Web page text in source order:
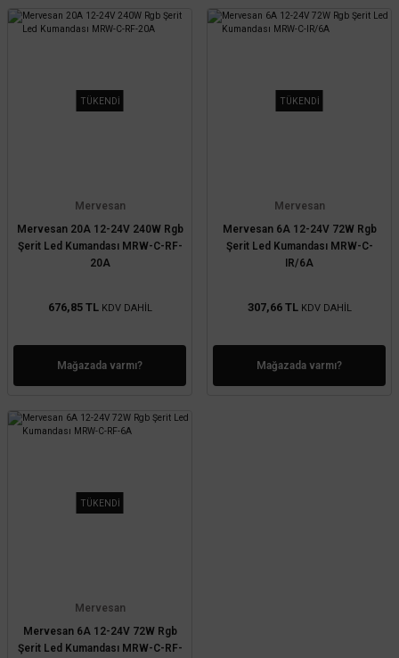
TÜKENDİ
Mervesan
Mervesan 20A 12-24V 240W Rgb
Şerit Led Kumandası MRW-C-RF-
20A
676,85 TL KDV DAHİL
Mağazada varmı?
TÜKENDİ
Mervesan
Mervesan 6A 12-24V 72W Rgb
Şerit Led Kumandası MRW-C-
IR/6A
307,66 TL KDV DAHİL
Mağazada varmı?
TÜKENDİ
Mervesan
Mervesan 6A 12-24V 72W Rgb
Şerit Led Kumandası MRW-C-RF-